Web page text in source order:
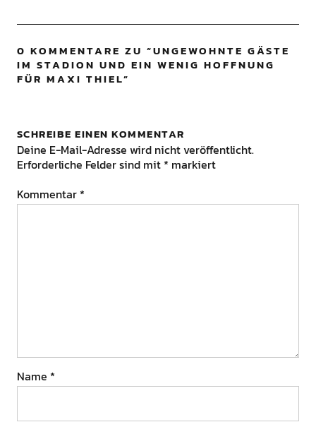
0 KOMMENTARE ZU “UNGEWOHNTE GÄSTE
IM STADION UND EIN WENIG HOFFNUNG
FÜR MAXI THIEL”
SCHREIBE EINEN KOMMENTAR
Deine E-Mail-Adresse wird nicht veröffentlicht.
Erforderliche Felder sind mit * markiert
Kommentar *
Name *